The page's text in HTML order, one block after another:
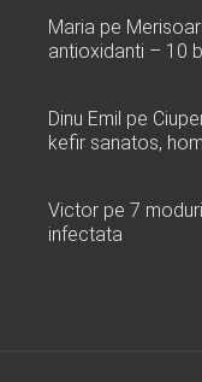
Maria pe
antioxidanti – 10
Dinu Emil pe
kefir sanatos,
Victor pe 7
infectata